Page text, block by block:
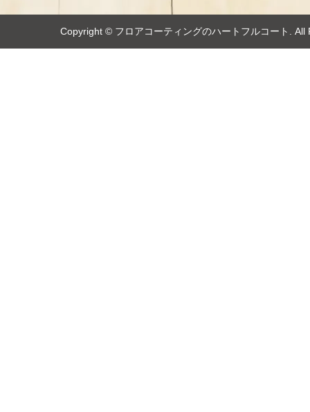
Copyright ©️ フロアコーティングのハートフルコート . All